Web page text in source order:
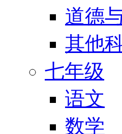
道德
其他
七年级
语文
数学